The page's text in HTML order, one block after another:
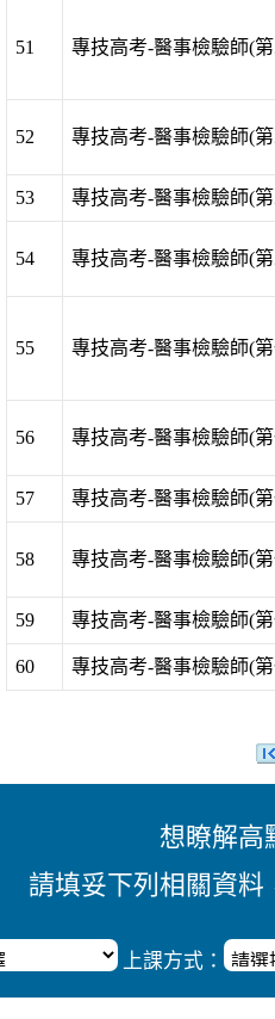
51 專技高考-醫事檢驗師(
52 專技高考-醫事檢驗師(
53 專技高考-醫事檢驗師(
54 專技高考-醫事檢驗師(
55 專技高考-醫事檢驗師(
56 專技高考-醫事檢驗師(
57 專技高考-醫事檢驗師(
58 專技高考-醫事檢驗師(
59 專技高考-醫事檢驗師(
60 專技高考-醫事檢驗師(
想瞭解高
請填妥下列相關資料
上課方式：